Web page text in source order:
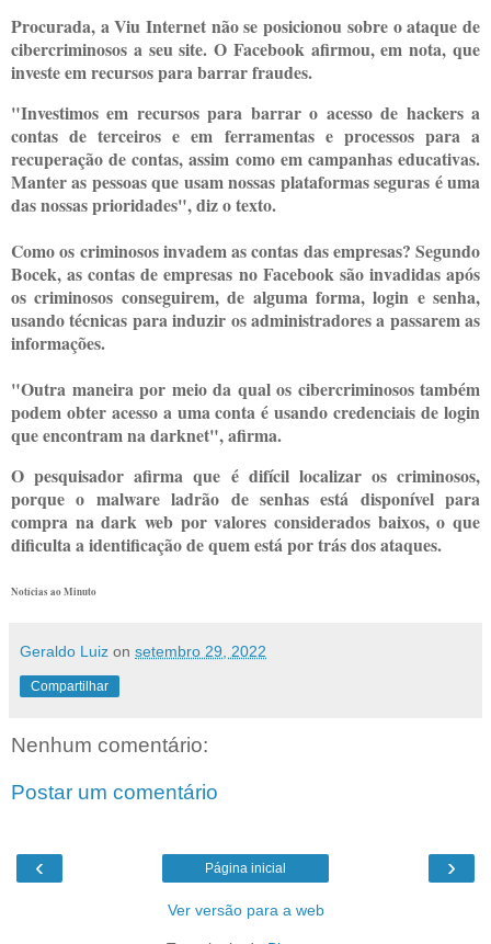
Procurada, a Viu Internet não se posicionou sobre o ataque de
cibercriminosos a seu site. O Facebook afirmou, em nota, que
investe em recursos para barrar fraudes.
"Investimos em recursos para barrar o acesso de hackers a
contas de terceiros e em ferramentas e processos para a
recuperação de contas, assim como em campanhas educativas.
Manter as pessoas que usam nossas plataformas seguras é uma
das nossas prioridades", diz o texto.
Como os criminosos invadem as contas das empresas? Segundo
Bocek, as contas de empresas no Facebook são invadidas após
os criminosos conseguirem, de alguma forma, login e senha,
usando técnicas para induzir os administradores a passarem as
informações.
"Outra maneira por meio da qual os cibercriminosos também
podem obter acesso a uma conta é usando credenciais de login
que encontram na darknet", afirma.
O pesquisador afirma que é difícil localizar os criminosos,
porque o malware ladrão de senhas está disponível para
compra na dark web por valores considerados baixos, o que
dificulta a identificação de quem está por trás dos ataques.
Notícias ao Minuto
Geraldo Luiz on setembro 29, 2022
Compartilhar
Nenhum comentário:
Postar um comentário
‹ ›
Página inicial
Ver versão para a web